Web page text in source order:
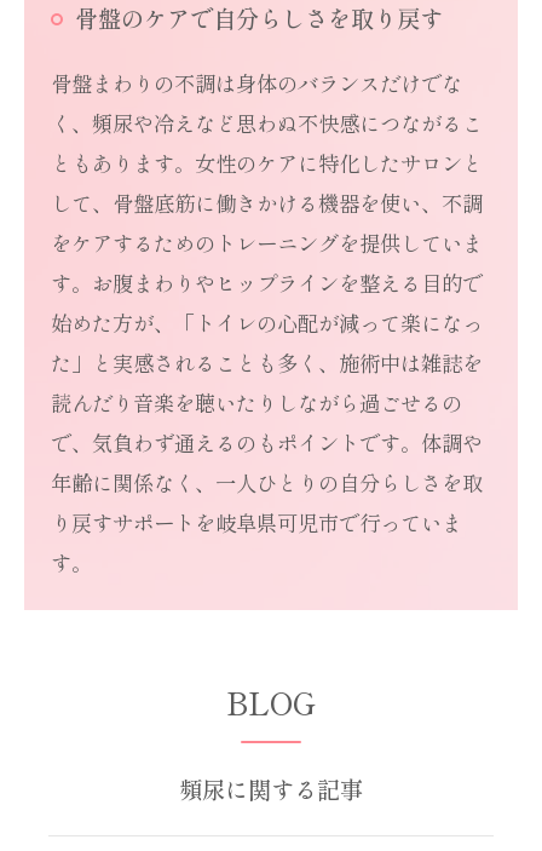
骨盤のケアで自分らしさを取り戻す
骨盤まわりの不調は身体のバランスだけでな
く、頻尿や冷えなど思わぬ不快感につながるこ
ともあります。女性のケアに特化したサロンと
して、骨盤底筋に働きかける機器を使い、不調
をケアするためのトレーニングを提供していま
す。お腹まわりやヒップラインを整える目的で
始めた方が、「トイレの心配が減って楽になっ
た」と実感されることも多く、施術中は雑誌を
読んだり音楽を聴いたりしながら過ごせるの
で、気負わず通えるのもポイントです。体調や
年齢に関係なく、一人ひとりの自分らしさを取
り戻すサポートを岐阜県可児市で行っていま
す。
頻尿に関する記事
BLOG